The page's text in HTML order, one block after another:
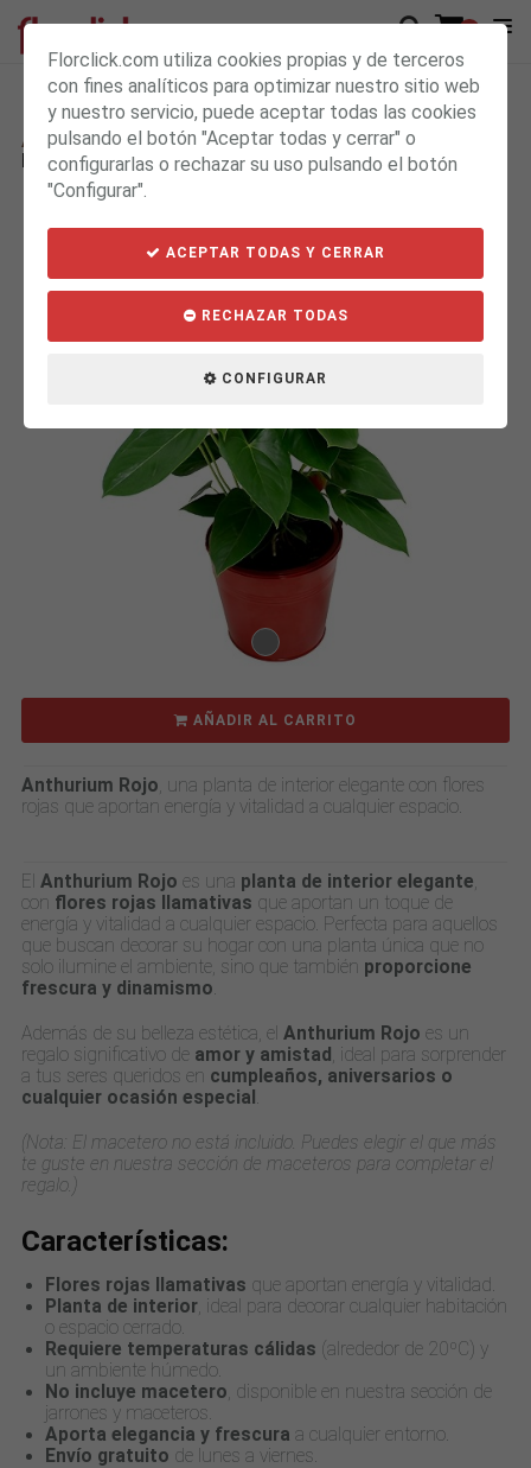
0
Anthurium Rojo
Envío gratis de Lunes a Viernes 39.90€
AÑADIR AL CARRITO
Anthurium Rojo, una planta de interior elegante con flores
rojas que aportan energía y vitalidad a cualquier espacio.
El Anthurium Rojo es una planta de interior elegante,
con flores rojas llamativas que aportan un toque de
energía y vitalidad a cualquier espacio. Perfecta para aquellos
que buscan decorar su hogar con una planta única que no
solo ilumine el ambiente, sino que también proporcione
frescura y dinamismo.
Además de su belleza estética, el Anthurium Rojo es un
regalo significativo de amor y amistad , ideal para sorprender
a tus seres queridos en cumpleaños, aniversarios o
cualquier ocasión especial .
(Nota: El macetero no está incluido. Puedes elegir el que más
te guste en nuestra sección de maceteros para completar el
regalo.)
Características:
Flores rojas llamativas que aportan energía y vitalidad.
Planta de interior, ideal para decorar cualquier habitación
o espacio cerrado.
Requiere temperaturas cálidas (alrededor de 20ºC) y
un ambiente húmedo.
No incluye macetero, disponible en nuestra sección de
jarrones y maceteros.
Aporta elegancia y frescura a cualquier entorno.
Envío gratuito de lunes a viernes.
Florclick.com utiliza cookies propias y de terceros
con fines analíticos para optimizar nuestro sitio web
y nuestro servicio, puede aceptar todas las cookies
pulsando el botón "Aceptar todas y cerrar" o
configurarlas o rechazar su uso pulsando el botón
"Configurar".
ACEPTAR TODAS Y CERRAR
RECHAZAR TODAS
CONFIGURAR